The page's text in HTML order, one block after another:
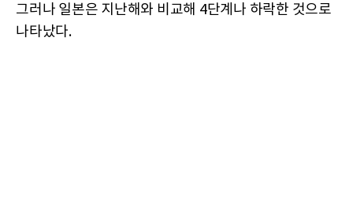
그러나 일본은 지난해와 비교해 4단계나 하락한 것으로
나타났다.